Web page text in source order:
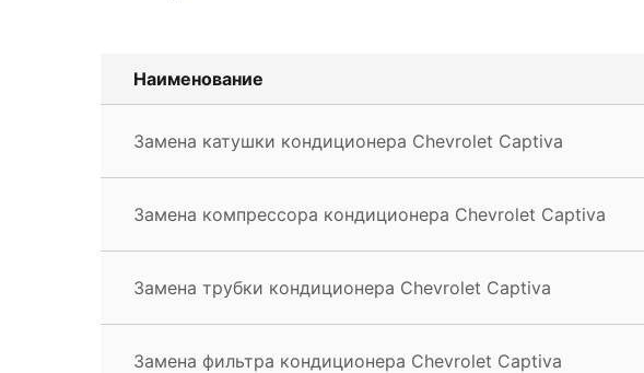
Наименование
Замена катушки кондиционера Chevrolet Captiva
Замена компрессора кондиционера Chevrolet Captiva
Замена трубки кондиционера Chevrolet Captiva
Замена фильтра кондиционера Chevrolet Captiva